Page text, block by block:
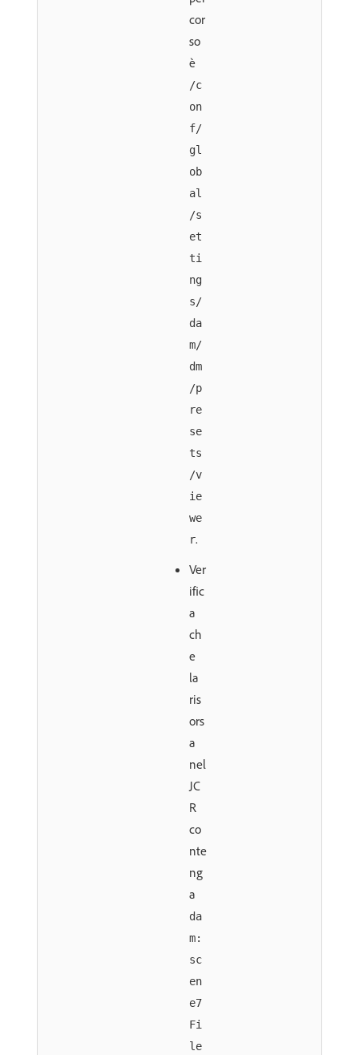
cor
so
è
/c
on
f/
gl
ob
al
/s
et
ti
ng
s/
da
m/
dm
/p
re
se
ts
/v
ie
we
r.
Ver
ific
a
ch
e
la
ris
ors
a
nel
JC
R
co
nte
ng
a
da
m:
sc
en
e7
Fi
le